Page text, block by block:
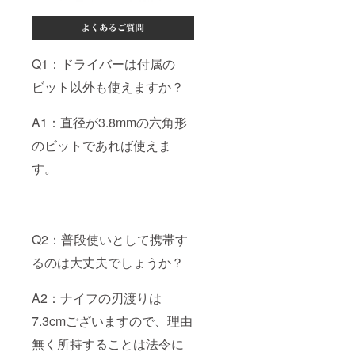
Q1：ドライバーは付属の
ビット以外も使えますか？
A1：直径が3.8mmの六角形
のビットであれば使えま
す。
Q2：普段使いとして携帯す
るのは大丈夫でしょうか？
A2：ナイフの刃渡りは
7.3cmございますので、理由
無く所持することは法令に